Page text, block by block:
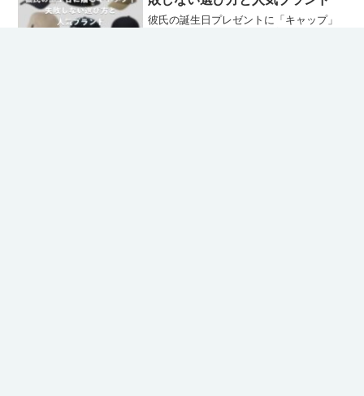
彼氏の誕生日プレゼントに「キャップ」